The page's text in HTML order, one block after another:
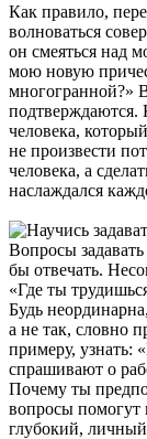
Как правило,
волноваться
он смеяться над
мою новую
многогранной?»
подтверждаются.
человека,
не произвести
человека, а
наслаждался
Вопросы
бы отвечать.
«Где ты
Будь
а не так, словно
примеру, узнать:
спрашивают о
Почему ты
вопросы помогут
глубокий,